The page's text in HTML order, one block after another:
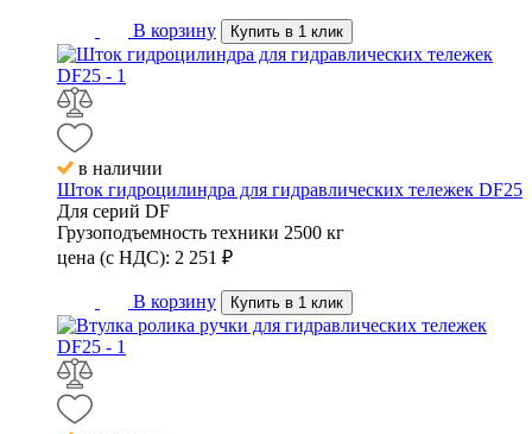
В корзину Купить в 1 клик
в наличии
Шток гидроцилиндра для гидравлических тележек DF25
Для серий DF
Грузоподъемность техники 2500 кг
цена (с НДС): 2 251 ₽
В корзину Купить в 1 клик